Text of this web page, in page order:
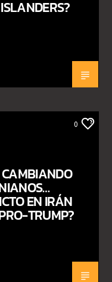
0
EN IRÁN
TRUMP?